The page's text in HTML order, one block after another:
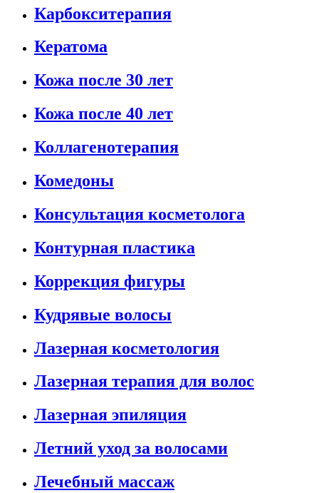
Карбокситерапия
Кератома
Кожа после 30 лет
Кожа после 40 лет
Коллагенотерапия
Комедоны
Консультация косметолога
Контурная пластика
Коррекция фигуры
Кудрявые волосы
Лазерная косметология
Лазерная терапия для волос
Лазерная эпиляция
Летний уход за волосами
Лечебный массаж